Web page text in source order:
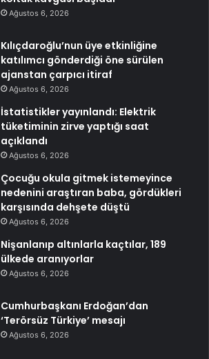
Ağustos 6, 2026
Kılıçdaroğlu’nun üye etkinliğine
katılımcı gönderdiği öne sürülen
ajanstan çarpıcı itiraf
Ağustos 6, 2026
İstatistikler yayınlandı: Elektrik
tüketiminin zirve yaptığı saat
açıklandı
Ağustos 6, 2026
Çocuğu okula gitmek istemeyince
nedenini araştıran baba, gördükleri
karşısında dehşete düştü
Ağustos 6, 2026
Nişanlanıp altınlarla kaçtılar, 189
ülkede aranıyorlar
Ağustos 6, 2026
Cumhurbaşkanı Erdoğan’dan
‘Terörsüz Türkiye’ mesajı
Ağustos 6, 2026